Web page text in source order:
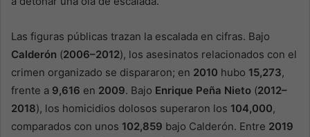
Las figuras públicas trazan la escalada en cifras. Bajo
Calderón (2006–2012), los asesinatos relacionados con el
crimen organizado se dispararon; en 2010 hubo 15,273,
frente a 9,616 en 2009. Bajo Enrique Peña Nieto (2012–
2018), los homicidios dolosos superaron los 104,000,
comparados con unos 102,859 bajo Calderón. Entre 2019